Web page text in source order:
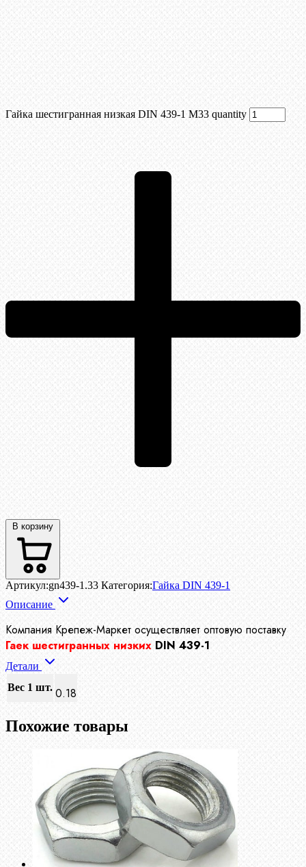
Гайка шестигранная низкая DIN 439-1 М33 quantity
В корзину
Артикул:gn439-1.33 Категория:Гайка DIN 439-1
Описание
Компания Крепеж-Маркет осуществляет оптовую поставку
Гаек шестигранных низких DIN 439-1
Детали
Вес 1 шт. 0.18
Похожие товары